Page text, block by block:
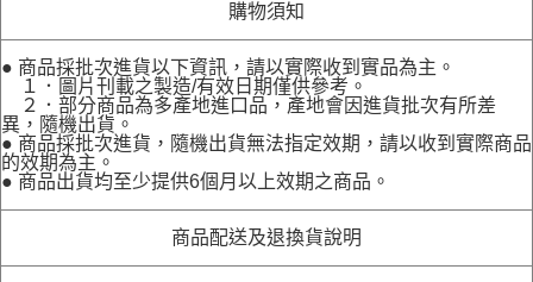
購物須知
● 商品採批次進貨以下資訊，請以實際收到實品為主。
１．圖片刊載之製造/有效日期僅供參考。
２．部分商品為多產地進口品，產地會因進貨批次有所差
異，隨機出貨。
● 商品採批次進貨，隨機出貨無法指定效期，請以收到實際商品
的效期為主。
● 商品出貨均至少提供6個月以上效期之商品。
商品配送及退換貨說明